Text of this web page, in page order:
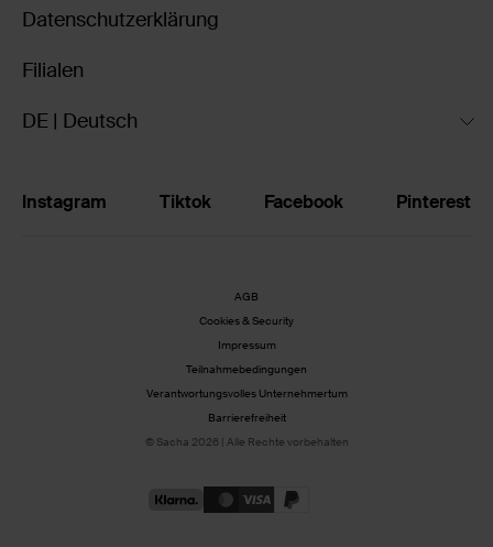
Datenschutzerklärung
Filialen
DE | Deutsch
Instagram Tiktok Facebook Pinterest
AGB
Cookies & Security
Impressum
Teilnahmebedingungen
Verantwortungsvolles Unternehmertum
Barrierefreiheit
© Sacha 2026 | Alle Rechte vorbehalten